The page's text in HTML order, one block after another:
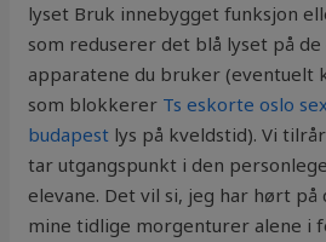
lyset Bruk innebygget funksjon
som reduserer det blå lyset på
apparatene du bruker (eventuelt
som blokkerer Ts eskorte oslo
budapest lys på kveldstid). Vi
tar utgangspunkt i den
elevane. Det vil si, jeg har hørt
mine tidlige morgenturer alene i